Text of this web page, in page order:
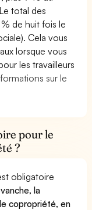
total des
de huit fois le
Cela vous
lorsque vous
les travailleurs
sur le
pour le
?
obligatoire
la
copropriété, en